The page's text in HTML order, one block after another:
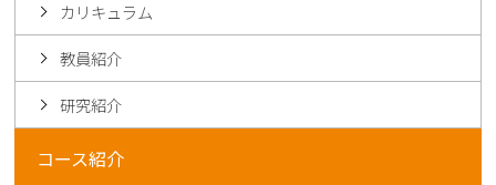
カリキュラム
教員紹介
研究紹介
コース紹介